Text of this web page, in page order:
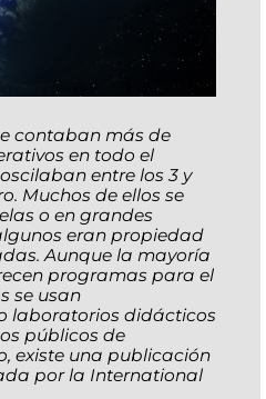
contaban más de
en todo el
entre los 3 y
Muchos de ellos se
o en grandes
eran propiedad
Aunque la mayoría
programas para el
se usan
laboratorios didácticos
públicos de
existe una publicación
por la International